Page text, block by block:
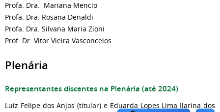
Profa. Dra. Mariana Mencio
Profa. Dra. Rosana Denaldi
Profa. Dra. Silvana Maria Zioni
Prof. Dr. Vitor Vieira Vasconcelos
Plenária
Representantes discentes na Plenária (até 2024)
Luiz Felipe dos Anjos (titular) e Eduarda Lopes Lima Ilarina dos